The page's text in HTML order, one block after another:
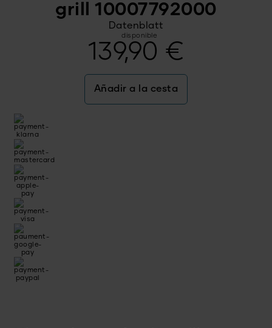
grill 10007792000
Datenblatt
disponible
139,90 €
Añadir a la cesta